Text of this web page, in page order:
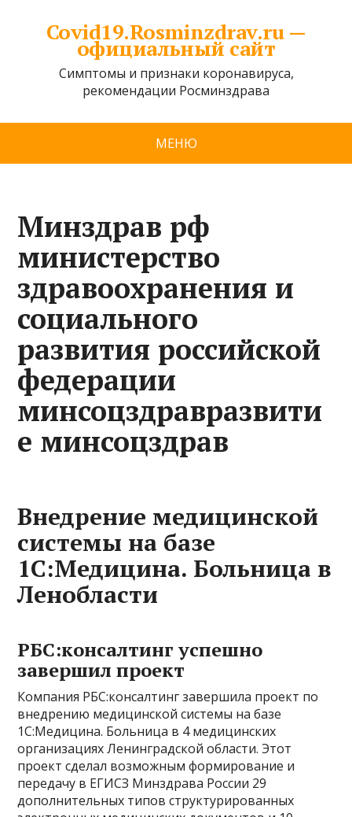
Covid19.Rosminzdrav.ru —
официальный сайт
Симптомы и признаки коронавируса,
рекомендации Росминздрава
МЕНЮ
Минздрав рф
министерство
здравоохранения и
социального
развития российской
федерации
минсоцздравразвити
е минсоцздрав
Внедрение медицинской
системы на базе
1С:Медицина. Больница в
Ленобласти
РБС:консалтинг успешно
завершил проект
Компания РБС:консалтинг завершила проект по
внедрению медицинской системы на базе
1С:Медицина. Больница в 4 медицинских
организациях Ленинградской области. Этот
проект сделал возможным формирование и
передачу в ЕГИСЗ Минздрава России 29
дополнительных типов структурированных